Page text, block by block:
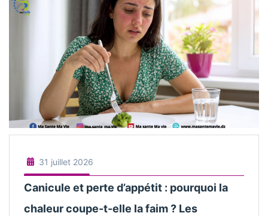
31 juillet 2026
Canicule et perte d’appétit : pourquoi la
chaleur coupe-t-elle la faim ? Les